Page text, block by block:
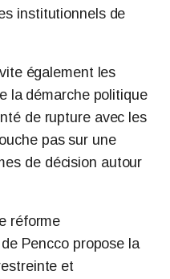
institutionnels de
également les
la démarche politique
de rupture avec les
pas sur une
de décision autour
réforme
Pencco propose la
et